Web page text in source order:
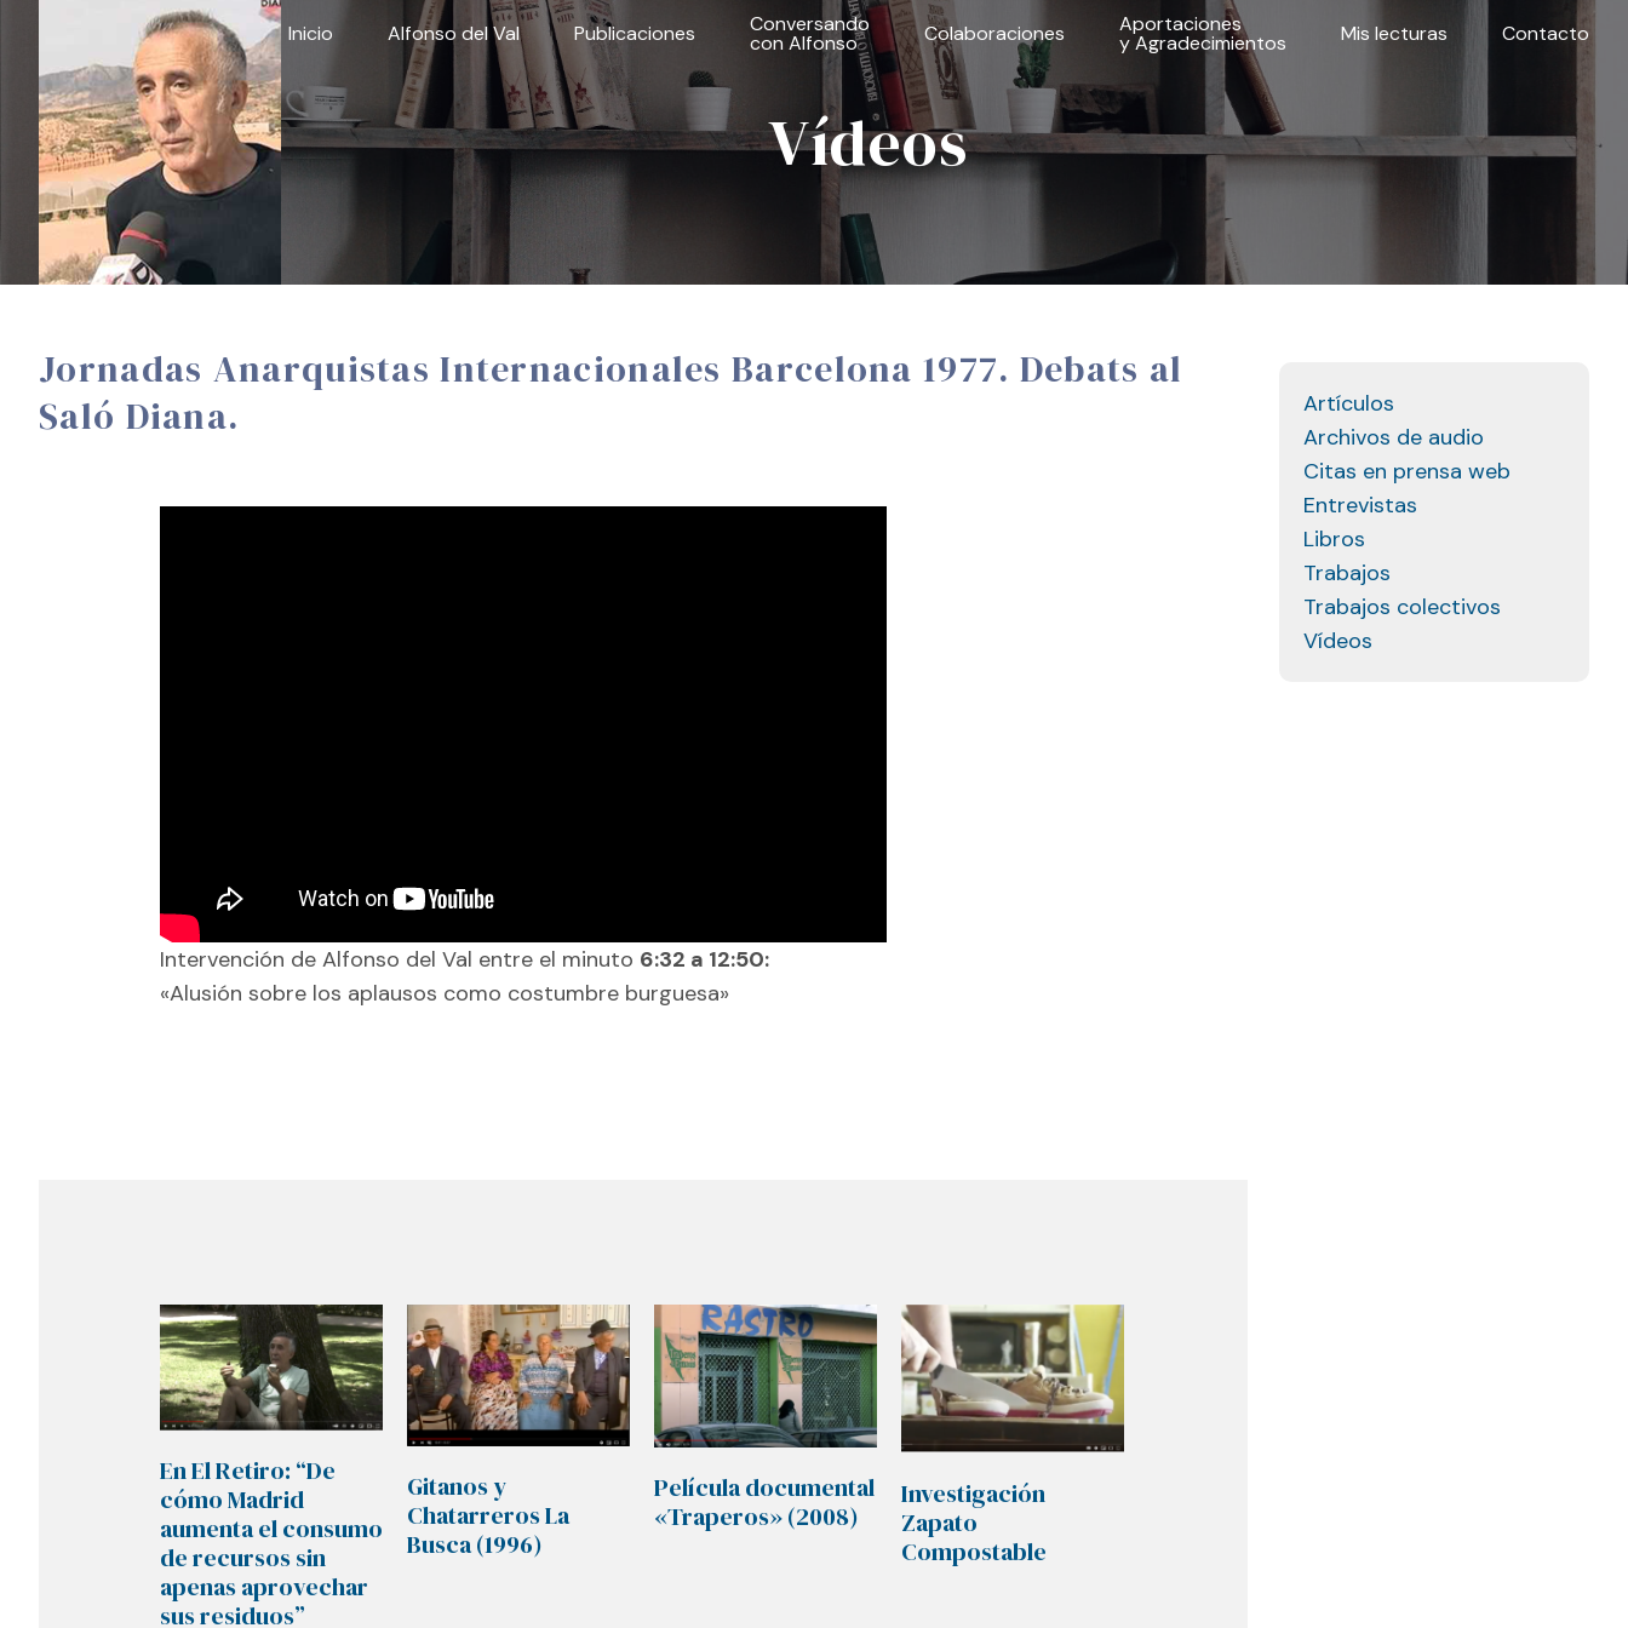
content
Inicio Alfonso del Val Publicaciones Conversando
con Alfonso Colaboraciones Aportaciones
y Agradecimientos Mis lecturas Contacto
Vídeos
Jornadas Anarquistas Internacionales Barcelona 1977. Debats al
Saló Diana.
Intervención de Alfonso del Val entre el minuto 6:32 a 12:50:
«Alusión sobre los aplausos como costumbre burguesa»
En El Retiro: “De
cómo Madrid
aumenta el consumo
de recursos sin
apenas aprovechar
sus residuos”
Gitanos y
Chatarreros La
Busca (1996)
Película documental
«Traperos» (2008)
Investigación
Zapato
Compostable
Artículos
Archivos de audio
Citas en prensa web
Entrevistas
Libros
Trabajos
Trabajos colectivos
Vídeos